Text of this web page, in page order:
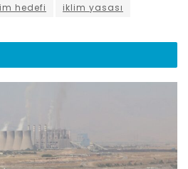
hedefi iklim yasası